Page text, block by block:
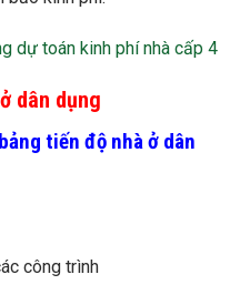
dự toán kinh phí nhà cấp 4
dân dụng
tiến độ nhà ở dân
công trình